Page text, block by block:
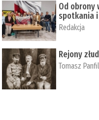
Od obrony
spotkania
Redakcja
Rejony
Tomasz Panfil